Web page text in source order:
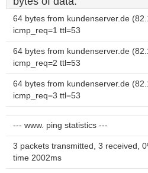
64 bytes from kundenserver.de
icmp_req=1 ttl=53
64 bytes from kundenserver.de
icmp_req=2 ttl=53
64 bytes from kundenserver.de
icmp_req=3 ttl=53
--- www. ping statistics ---
3 packets transmitted, 3 received,
time 2002ms